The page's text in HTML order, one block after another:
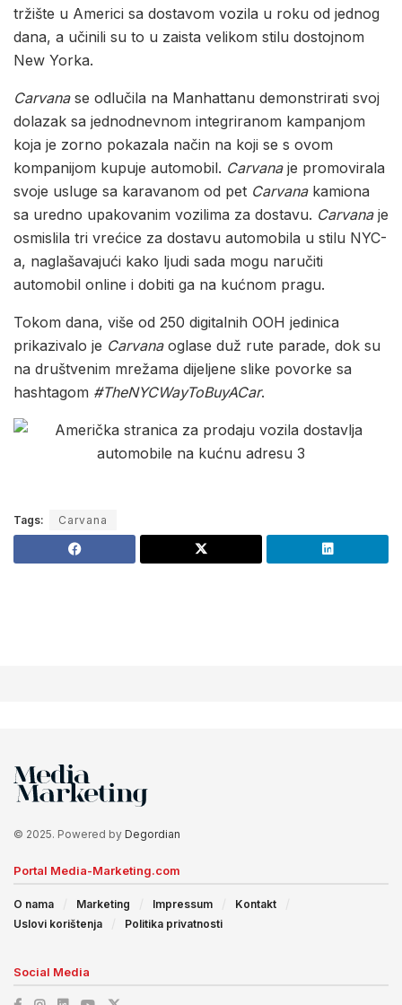
tržište u Americi sa dostavom vozila u roku od jednog
dana, a učinili su to u zaista velikom stilu dostojnom
New Yorka.
Carvanase odlučila na Manhattanu demonstrirati svoj
dolazak sa jednodnevnom integriranom kampanjom
koja je zorno pokazala način na koji se s ovom
kompanijom kupuje automobil. Carvanaje promovirala
svoje usluge sa karavanom od pet Carvanakamiona
sa uredno upakovanim vozilima za dostavu. Carvanaje
osmislila tri vrećice za dostavu automobila u stilu NYC-
a, naglašavajući kako ljudi sada mogu naručiti
automobil online i dobiti ga na kućnom pragu.
Tokom dana, više od 250 digitalnih OOH jedinica
prikazivalo je Carvanaoglase duž rute parade, dok su
na društvenim mrežama dijeljene slike povorke sa
hashtagom #TheNYCWayToBuyACar.
Tags: Carvana
© 2025. Powered by Degordian
Portal Media-Marketing.com
O nama Marketing Impressum
Kontakt
Uslovi korištenja
Politika privatnosti
Social Media